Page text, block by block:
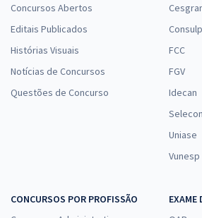
Conhecimentos Específicos para
Administrativa - Especialidade: Agente
à vista
17,33
Concursos Abertos
Editais Publicados
Histórias Visuais
Notícias de Concursos
Questões de Concurso
FCC
FGV
Idecan
Selecon
Uniase
Vunesp
CONCURSOS POR PROFISSÃO
EXAME